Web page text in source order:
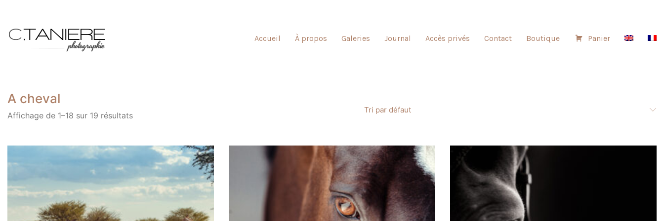
Accueil À propos Galeries Journal Accès privés Contact Boutique Panier
A cheval
Affichage de 1–18 sur 19 résultats
Tri par défaut